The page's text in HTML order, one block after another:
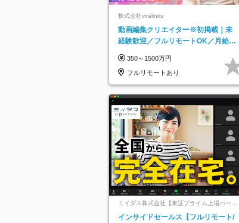
株式会社viralinks
動画編集クリエイター※初掲載｜未
経験歓迎／フルリモートOK／月給32
350～1500万円
フルリモートあり
ミイダス株式会社【東証プライム上場パーソ
インサイドセールス【フルリモート/